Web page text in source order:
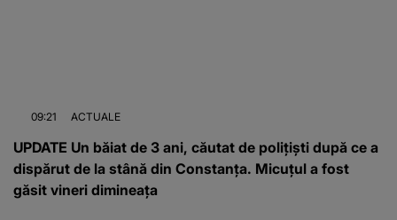
09:21 ACTUALE
UPDATE Un băiat de 3 ani, căutat de polițiști după ce a
dispărut de la stână din Constanța. Micuțul a fost
găsit vineri dimineața